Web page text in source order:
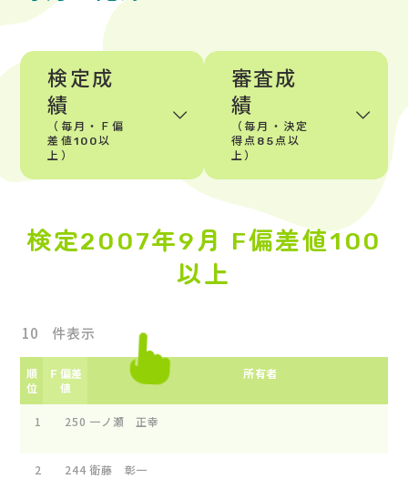
検定成
績
（毎月・Ｆ偏
差値100以
上）
審査成
績
（毎月・決定
得点85点以
上）
検定2007年9月 F偏差値100
以上
件表示
順
位
Ｆ偏差
値
所有者
1 250 一ノ瀬 正
2 244 衛藤 彰